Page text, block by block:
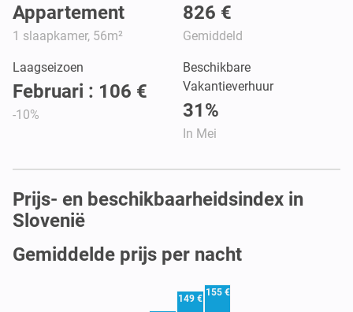
Appartement
1 slaapkamer, 56m²
826 €
Gemiddeld
Laagseizoen
Februari : 106 €
-10%
Beschikbare
Vakantieverhuur
31%
In Mei
Prijs- en beschikbaarheidsindex in
Slovenië
Gemiddelde prijs per nacht
149 €
155 €